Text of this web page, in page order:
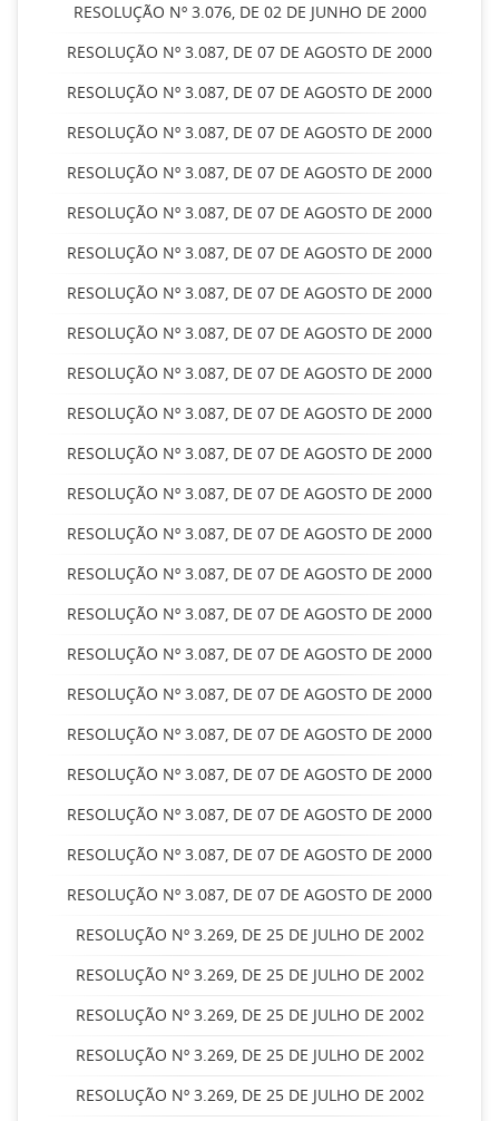
RESOLUÇÃO Nº 3.076, DE 02 DE JUNHO DE 2000
RESOLUÇÃO Nº 3.087, DE 07 DE AGOSTO DE 2000
RESOLUÇÃO Nº 3.087, DE 07 DE AGOSTO DE 2000
RESOLUÇÃO Nº 3.087, DE 07 DE AGOSTO DE 2000
RESOLUÇÃO Nº 3.087, DE 07 DE AGOSTO DE 2000
RESOLUÇÃO Nº 3.087, DE 07 DE AGOSTO DE 2000
RESOLUÇÃO Nº 3.087, DE 07 DE AGOSTO DE 2000
RESOLUÇÃO Nº 3.087, DE 07 DE AGOSTO DE 2000
RESOLUÇÃO Nº 3.087, DE 07 DE AGOSTO DE 2000
RESOLUÇÃO Nº 3.087, DE 07 DE AGOSTO DE 2000
RESOLUÇÃO Nº 3.087, DE 07 DE AGOSTO DE 2000
RESOLUÇÃO Nº 3.087, DE 07 DE AGOSTO DE 2000
RESOLUÇÃO Nº 3.087, DE 07 DE AGOSTO DE 2000
RESOLUÇÃO Nº 3.087, DE 07 DE AGOSTO DE 2000
RESOLUÇÃO Nº 3.087, DE 07 DE AGOSTO DE 2000
RESOLUÇÃO Nº 3.087, DE 07 DE AGOSTO DE 2000
RESOLUÇÃO Nº 3.087, DE 07 DE AGOSTO DE 2000
RESOLUÇÃO Nº 3.087, DE 07 DE AGOSTO DE 2000
RESOLUÇÃO Nº 3.087, DE 07 DE AGOSTO DE 2000
RESOLUÇÃO Nº 3.087, DE 07 DE AGOSTO DE 2000
RESOLUÇÃO Nº 3.087, DE 07 DE AGOSTO DE 2000
RESOLUÇÃO Nº 3.087, DE 07 DE AGOSTO DE 2000
RESOLUÇÃO Nº 3.087, DE 07 DE AGOSTO DE 2000
RESOLUÇÃO Nº 3.269, DE 25 DE JULHO DE 2002
RESOLUÇÃO Nº 3.269, DE 25 DE JULHO DE 2002
RESOLUÇÃO Nº 3.269, DE 25 DE JULHO DE 2002
RESOLUÇÃO Nº 3.269, DE 25 DE JULHO DE 2002
RESOLUÇÃO Nº 3.269, DE 25 DE JULHO DE 2002